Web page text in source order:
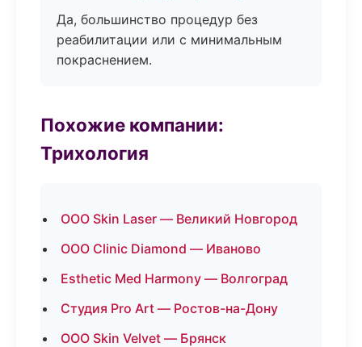
Да, большинство процедур без
реабилитации или с минимальным
покраснением.
Похожие компании:
Трихология
ООО Skin Laser — Великий Новгород
ООО Clinic Diamond — Иваново
Esthetic Med Harmony — Волгоград
Студия Pro Art — Ростов-на-Дону
ООО Skin Velvet — Брянск